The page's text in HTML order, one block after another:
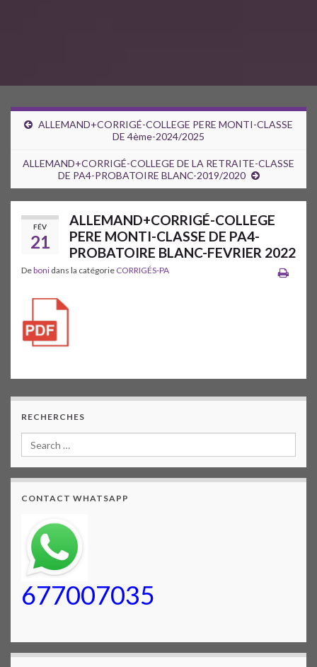
ALLEMAND+CORRIGÉ-COLLEGE PERE MONTI-CLASSE
DE 4ème-2024/2025
ALLEMAND+CORRIGÉ-COLLEGE DE LA RETRAITE-CLASSE
DE PA4-PROBATOIRE BLANC-2019/2020
FÉV
21
ALLEMAND+CORRIGÉ-COLLEGE
PERE MONTI-CLASSE DE PA4-
PROBATOIRE BLANC-FEVRIER 2022
Deboni dans la catégorie CORRIGÉS-PA
RECHERCHES
CONTACT WHATSAPP
677007035